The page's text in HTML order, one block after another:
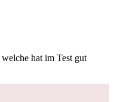
hat im Test gut